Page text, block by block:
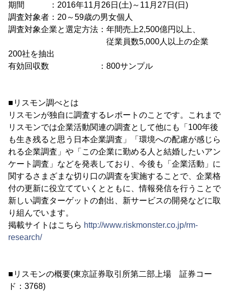
期間 ：2016年11月26日(土)～11月27日(日)
調査対象者：20～59歳の男女個人
調査対象企業と選定方法：年間売上2,500億円以上、
従業員数5,000人以上の企業
200社を抽出
有効回収数 ：800サンプル
■リスモン調べとは
リスモンが独自に調査するレポートのことです。これまで
リスモンでは企業活動関連の調査として他にも「100年後
も生き残ると思う日本企業調査」「環境への配慮が感じら
れる企業調査」や「この企業に勤める人と結婚したいアン
ケート調査」などを発表しており、今後も「企業活動」に
関するさまざまな切り口の調査を実施することで、企業格
付の更新に役立てていくとともに、情報発信を行うことで
新しい調査ターゲットの創出、新サービスの開発などに取
り組んでいます。
掲載サイトはこちら http://www.riskmonster.co.jp/rm-
research/
■リスモンの概要(東京証券取引所第二部上場 証券コー
ド：3768)